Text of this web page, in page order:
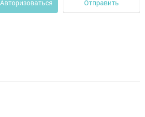
Авторизоваться Отправить